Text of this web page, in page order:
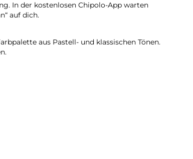
In der kostenlosen Chipolo-App warten
auf dich.
aus Pastell- und klassischen Tönen.